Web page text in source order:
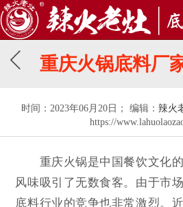
重庆火锅底料厂
时间：2023年06月20日； 编辑： 辣火
https://
重庆火锅是中国餐饮文化的
风味吸引了无数食客。由于市
底料行业的竞争也非常激烈。